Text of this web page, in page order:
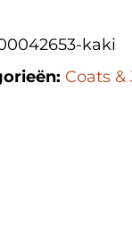
kaki
Coats